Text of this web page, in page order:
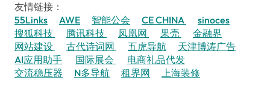
友情链接：
55Links
AWE 智能公会 CE CHINA
sinoces
搜狐科技
腾讯科技 凤凰网 果壳
金融界
网站建设
古代诗词网 五虎导航
天津博涛广告
AI应用助手
国际展会
电商礼品代发
交流稳压器
N多导航 租界网 上海装修